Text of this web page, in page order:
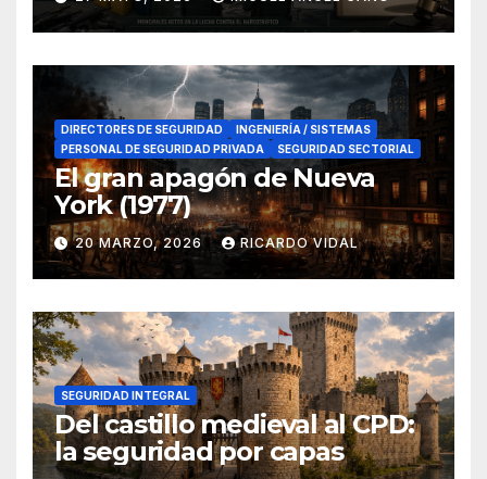
en el sur de España
DIRECTORES DE SEGURIDAD
INGENIERÍA / SISTEMAS
PERSONAL DE SEGURIDAD PRIVADA
SEGURIDAD SECTORIAL
El gran apagón de Nueva
York (1977)
20 MARZO, 2026 RICARDO VIDAL
SEGURIDAD INTEGRAL
Del castillo medieval al CPD:
la seguridad por capas